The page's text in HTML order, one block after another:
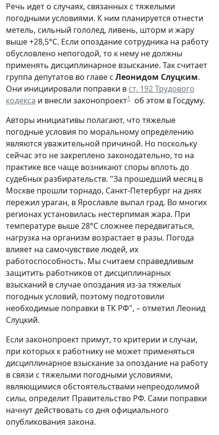
Речь идет о случаях, связанных с тяжелыми
погодными условиями. К ним планируется отнести
метель, сильный гололед, ливень, шторм и жару
выше +28,5°C. Если опоздание сотрудника на работу
обусловлено непогодой, то к нему не должны
применять дисциплинарное взыскание. Так считает
группа депутатов во главе с Леонидом Слуцким.
Они инициировали поправки в ст. 192 Трудового
кодекса и внесли законопроект1
об этом в Госдуму.
Авторы инициативы полагают, что тяжелые
погодные условия по моральному определению
являются уважительной причиной. Но поскольку
сейчас это не закреплено законодательно, то на
практике все чаще возникают споры вплоть до
судебных разбирательств. "За прошедший месяц в
Москве прошли торнадо, Санкт-Петербург на днях
пережил ураган, в Ярославле выпал град. Во многих
регионах установилась нестерпимая жара. При
температуре выше 28°C сложнее передвигаться,
нагрузка на организм возрастает в разы. Погода
влияет на самочувствие людей, их
работоспособность. Мы считаем справедливым
защитить работников от дисциплинарных
взысканий в случае опоздания из-за тяжелых
погодных условий, поэтому подготовили
необходимые поправки в ТК РФ", – отметил Леонид
Слуцкий.
Если законопроект примут, то критерии и случаи,
при которых к работнику не может применяться
дисциплинарное взыскание за опоздание на работу
в связи с тяжелыми погодными условиями,
являющимися обстоятельствами непреодолимой
силы, определит Правительство РФ. Сами поправки
начнут действовать со дня официального
опубликования закона.